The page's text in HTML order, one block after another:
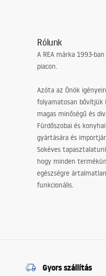
Rólunk
A REA márka 1993-
piacon.
Azóta az Önök
folyamatosan
magas minőségű és
Fürdőszobai és
gyártására és
Sokéves
hogy minden
egészségre
funkcionális.
Gyors szállítás